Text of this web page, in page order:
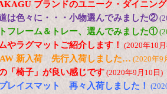
ブランドのユニーク・ダイニン
は色々に・・・小物選んでみました②
フレーム＆トレー、選んでみました①
やラグマットご紹介します！ (2020年10
新入荷 先行入荷しました… (2020年9
「椅子」が良い感じです (2020年9月10日)
レイスマット 再々入荷しました！